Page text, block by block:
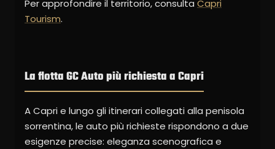
Per approfondire il territorio, consulta Capri
Tourism.
La flotta GC Auto più richiesta a Capri
A Capri e lungo gli itinerari collegati alla penisola
sorrentina, le auto più richieste rispondono a due
esigenze precise: eleganza scenografica e